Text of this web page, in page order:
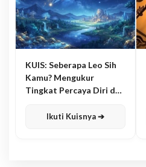
KUIS: Seberapa Leo Sih
Kamu? Mengukur
Tingkat Percaya Diri dan
Ikuti Kuisnya ➔